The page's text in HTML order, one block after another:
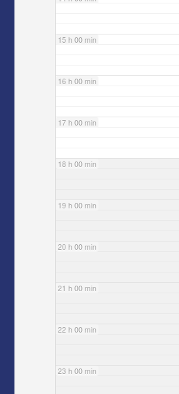
15 h 00 min
16 h 00 min
17 h 00 min
18 h 00 min
19 h 00 min
20 h 00 min
21 h 00 min
22 h 00 min
23 h 00 min